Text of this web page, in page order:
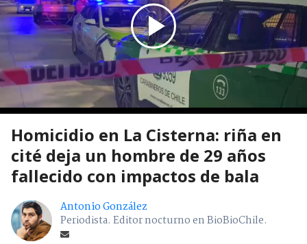
Homicidio en La Cisterna: riña en
cité deja un hombre de 29 años
fallecido con impactos de bala
Antonio González
Periodista. Editor nocturno en BioBioChile.